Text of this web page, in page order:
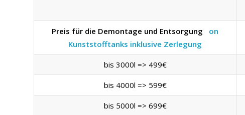
Preis für die Demontage und Entsorgung
on
Kunststofftanks inklusive Zerlegung
bis 3000l => 499€
bis 4000l => 599€
bis 5000l => 699€